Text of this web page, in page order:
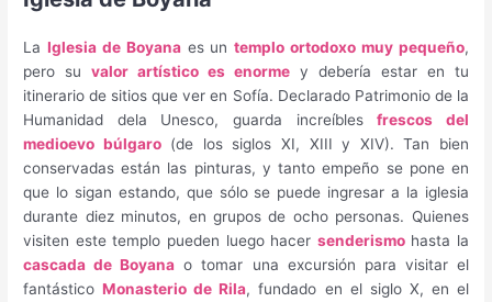
La Iglesia de Boyanaes untemplo ortodoxo muy pequeño,
pero suvalor artístico es enorme y debería estar en tu
itinerario de sitios que ver en Sofía. Declarado Patrimonio de la
Humanidad dela Unesco, guarda increíblesfrescos del
medioevo búlgaro(de los siglos XI, XIII y XIV). Tan bien
conservadas están las pinturas, y tanto empeño se pone en
que lo sigan estando, que sólo se puede ingresar a la iglesia
durante diez minutos, en grupos de ocho personas. Quienes
visiten este templo pueden luego hacer senderismohasta la
cascada de Boyana o tomar una excursión para visitar el
fantásticoMonasterio de Rila, fundado en el siglo X, en el